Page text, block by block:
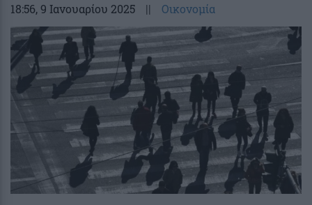
18:56, 9 Ιανουαρίου 2025 || Οικονομία